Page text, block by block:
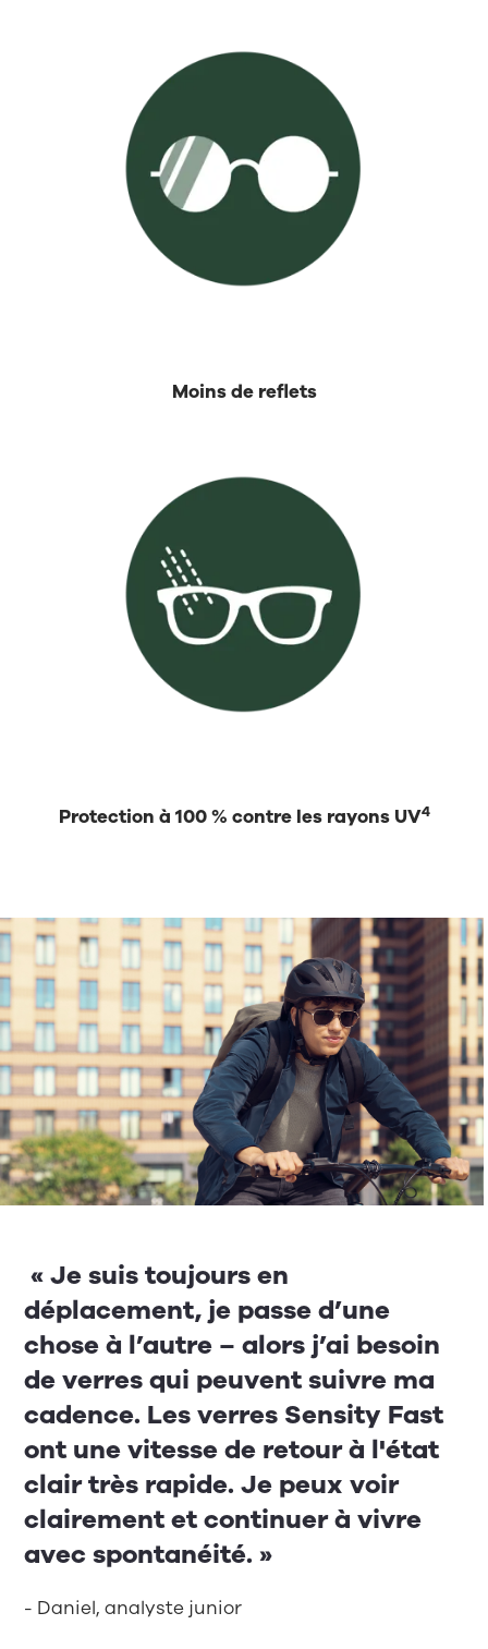
Moins de reflets
Protection à 100 % contre les rayons UV4
« Je suis toujours en
déplacement, je passe d’une
chose à l’autre – alors j’ai besoin
de verres qui peuvent suivre ma
cadence. Les verres Sensity Fast
ont une vitesse de retour à l'état
clair très rapide. Je peux voir
clairement et continuer à vivre
avec spontanéité. »
- Daniel, analyste junior